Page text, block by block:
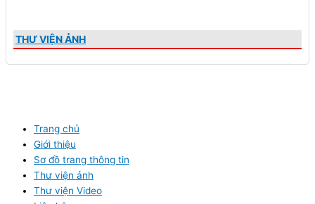
THƯ VIỆN ẢNH
Trang chủ
Giới thiệu
Sơ đồ trang thông tin
Thư viện ảnh
Thư viện Video